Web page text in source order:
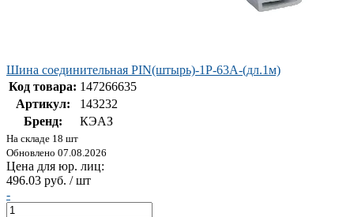
Шина соединительная PIN(штырь)-1Р-63А-(дл.1м)
Код товара: 147266635
Артикул:
143232
Бренд:
КЭАЗ
На складе 18 шт
Обновлено 07.08.2026
Цена для юр. лиц:
496.03 руб. / шт
-